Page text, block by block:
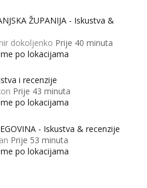
ŽUPANIJA - Iskustva &
dokoljenko Prije 40 minuta
po lokacijama
i recenzije
Prije 43 minuta
po lokacijama
- Iskustva & recenzije
Prije 53 minuta
po lokacijama